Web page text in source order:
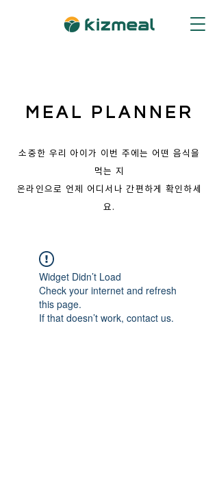
MEAL PLANNER
소중한 우리 아이가 이번 주에는 어떤 음식을
먹는 지
​온라인으로 언제 어디서나 간편하게 확인하세
요.
Widget Didn’t Load
Check your internet and refresh
this page.
If that doesn’t work, contact us.